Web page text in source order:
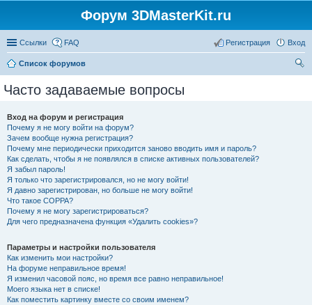
Форум 3DMasterKit.ru
Ссылки FAQ Вход
Регистрация
Список форумов
Часто задаваемые вопросы
Вход на форум и регистрация
Почему я не могу войти на форум?
Зачем вообще нужна регистрация?
Почему мне периодически приходится заново вводить имя и пароль?
Как сделать, чтобы я не появлялся в списке активных пользователей?
Я забыл пароль!
Я только что зарегистрировался, но не могу войти!
Я давно зарегистрирован, но больше не могу войти!
Что такое COPPA?
Почему я не могу зарегистрироваться?
Для чего предназначена функция «Удалить cookies»?
Параметры и настройки пользователя
Как изменить мои настройки?
На форуме неправильное время!
Я изменил часовой пояс, но время все равно неправильное!
Моего языка нет в списке!
Как поместить картинку вместе со своим именем?